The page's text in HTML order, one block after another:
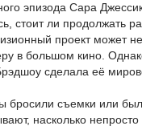
эпизода Сара
стоит ли продолжать
проект может
в большом кино.
сделала её
бросили съемки или
насколько